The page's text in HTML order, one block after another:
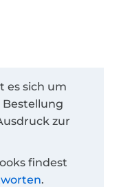
es sich um
Bestellung
zur
findest
.